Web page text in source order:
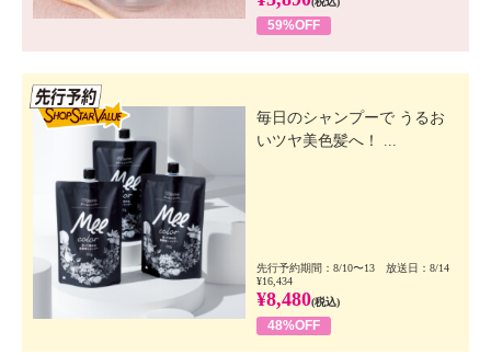
59%OFF
毎日のシャンプーで うるお
いツヤ美色髪へ！ ...
先行予約期間：8/10〜13 放送日：8/14
¥16,434
¥8,480(税込)
48%OFF